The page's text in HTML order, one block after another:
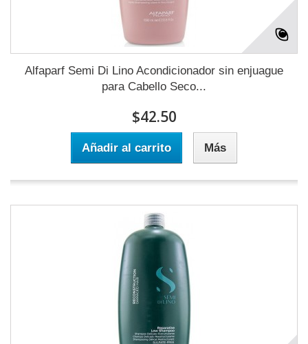
Alfaparf Semi Di Lino Acondicionador sin enjuague
para Cabello Seco...
$42.50
Añadir al carrito Más